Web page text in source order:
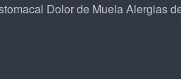
Dolor de MuelaAlergias